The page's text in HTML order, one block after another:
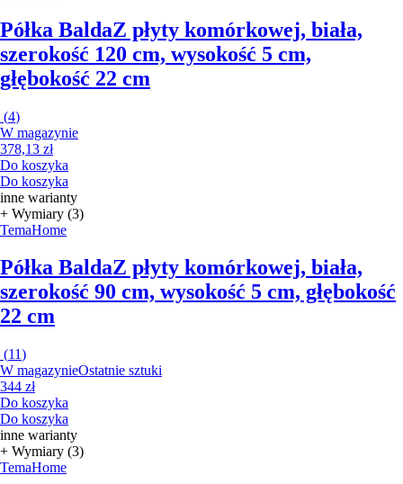
Półka BaldaZ płyty komórkowej, biała,
szerokość 120 cm, wysokość 5 cm,
głębokość 22 cm
(4)
W magazynie
378,13 zł
Do koszyka
Do koszyka
inne warianty
+ Wymiary (3)
TemaHome
Półka BaldaZ płyty komórkowej, biała,
szerokość 90 cm, wysokość 5 cm, głębokość
22 cm
(11)
W magazynieOstatnie sztuki
344 zł
Do koszyka
Do koszyka
inne warianty
+ Wymiary (3)
TemaHome